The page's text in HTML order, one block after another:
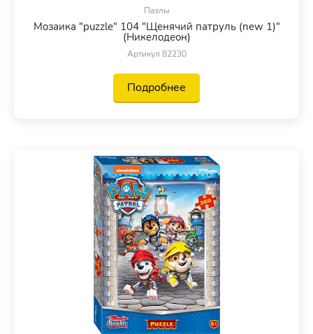
Пазлы
Мозаика "puzzle" 104 "Щенячий патруль (new 1)"
(Никелодеон)
Артикул 82230
Подробнее